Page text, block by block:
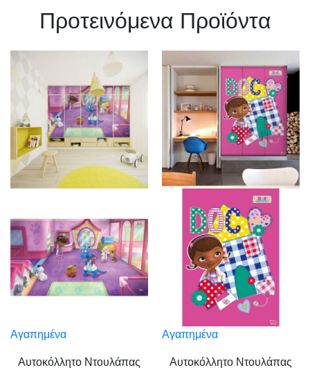
Πρoτεινόμενα Προϊόντα
Αγαπημένα
Αυτοκόλλητο Ντουλάπας
Αγαπημένα
Αυτοκόλλητο Ντουλάπας